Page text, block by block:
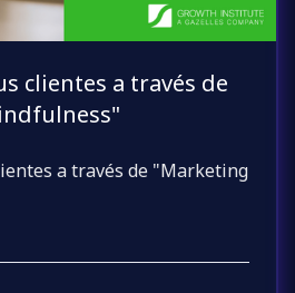
clientes a través de
a través de "Marketing